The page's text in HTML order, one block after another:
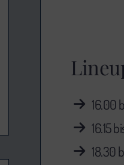
16.00
16.15
18.30